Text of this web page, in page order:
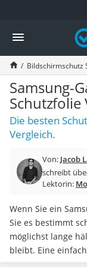
Die beliebtesten
Elektronik
Powerstation
Monitor 32 Zoll 4K
Fernseher
Drucker
Desktop-PC
Monitor
Diascanner
Laser-
Powerline-Adapter
Powerstation mit
Soundbar
17-Zoll-Laptop
Satellitenschüssel
Gaming-Headset
Schnurloses Telefon
Bildschirmschutz
Samsung-
Schutzfolie
Die besten
Vergleich.
Von: Jacob
schreibt
Lektorin:
Wenn Sie ein
Sie es bestimmt
möglichst lange
bleibt. Eine
Handy zu